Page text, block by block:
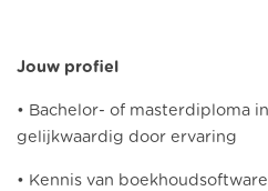
Jouw profiel
• Bachelor- of masterdiploma
gelijkwaardig door ervaring
• Kennis van